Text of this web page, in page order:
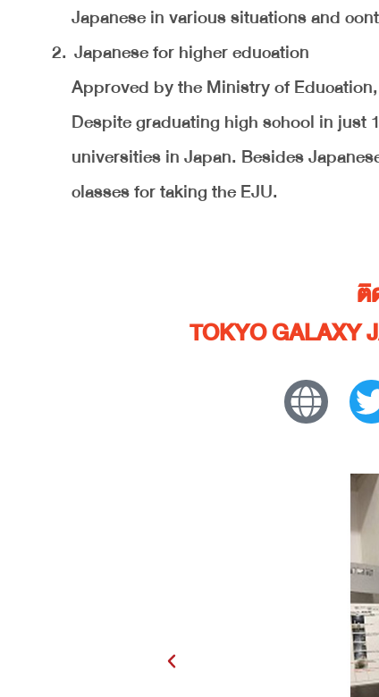
Japanese in various situations and
Japanese for higher education
Approved by the Ministry of
Despite graduating high school in
universities in Japan. Besides
classes for taking the EJU.
ติ
TOKYO GALAXY